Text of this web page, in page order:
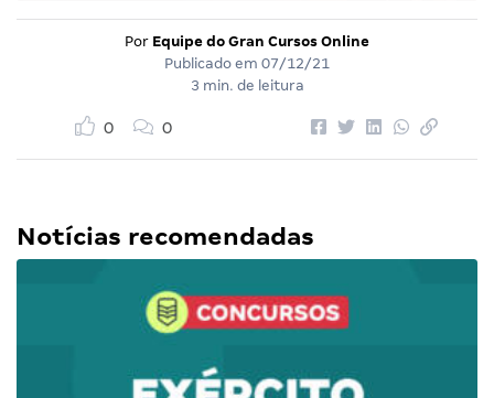
Por Equipe do Gran Cursos Online
Publicado em 07/12/21
3 min. de leitura
0 0
Notícias recomendadas